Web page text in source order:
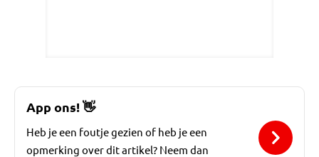
App ons!👋
Heb je een foutje gezien of heb je een
opmerking over dit artikel? Neem dan